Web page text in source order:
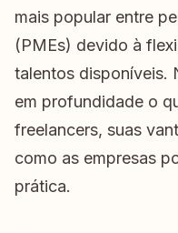
mais popular entre
(PMEs) devido à
talentos disponíveis.
em profundidade o
freelancers, suas
como as empresas
prática.